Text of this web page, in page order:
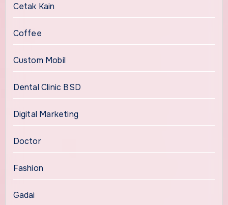
Cetak Kain
Coffee
Custom Mobil
Dental Clinic BSD
Digital Marketing
Doctor
Fashion
Gadai